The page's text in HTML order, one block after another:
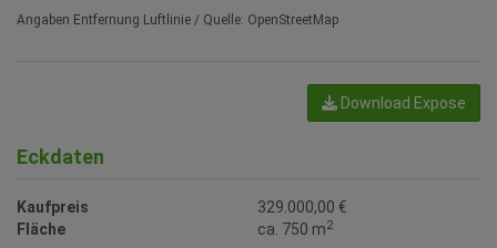
Angaben Entfernung Luftlinie / Quelle: OpenStreetMap
Download Expose
Eckdaten
Kaufpreis
329.000,00 €
Fläche
ca. 750 m2